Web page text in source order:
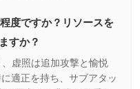
度ですか？リソースを
すか？
虚照は追加攻撃と愉悦
適正を持ち、サブアタッ